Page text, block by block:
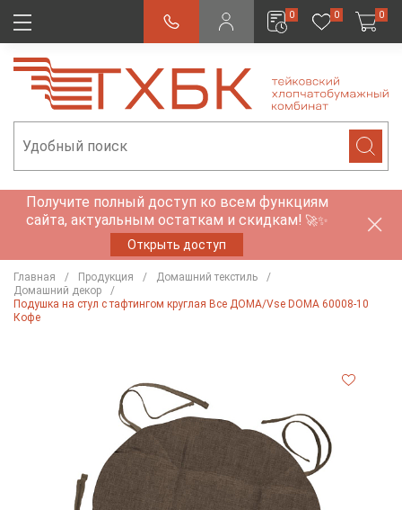
0 0 0
Получите полный доступ ко всем функциям
сайта, актуальным остаткам и скидкам! 🚀✨
Открыть доступ
Главная Продукция
Домашний текстиль
Домашний декор
Подушка на стул с тафтингом круглая Все ДОМА/Vse DOMA 60008-10
Кофе